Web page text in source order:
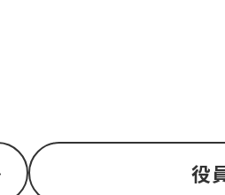
役